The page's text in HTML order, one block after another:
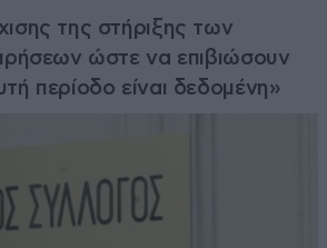
της στήριξης των
ώστε να επιβιώσουν
περίοδο είναι δεδομένη»